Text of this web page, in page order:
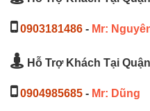
0903181486 - Mr:
Hỗ Trợ Khách Tại
0904985685 - Mr: Dũng